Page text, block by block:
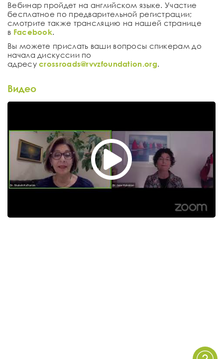
Вебинар пройдет на английском языке. Участие
бесплатное по предварительной регистрации;
смотрите также трансляцию на нашей странице
в Facebook.
Вы можете прислать ваши вопросы спикерам до
начала дискуссии по
адресуcrossroads@rvvzfoundation.org.
Видео